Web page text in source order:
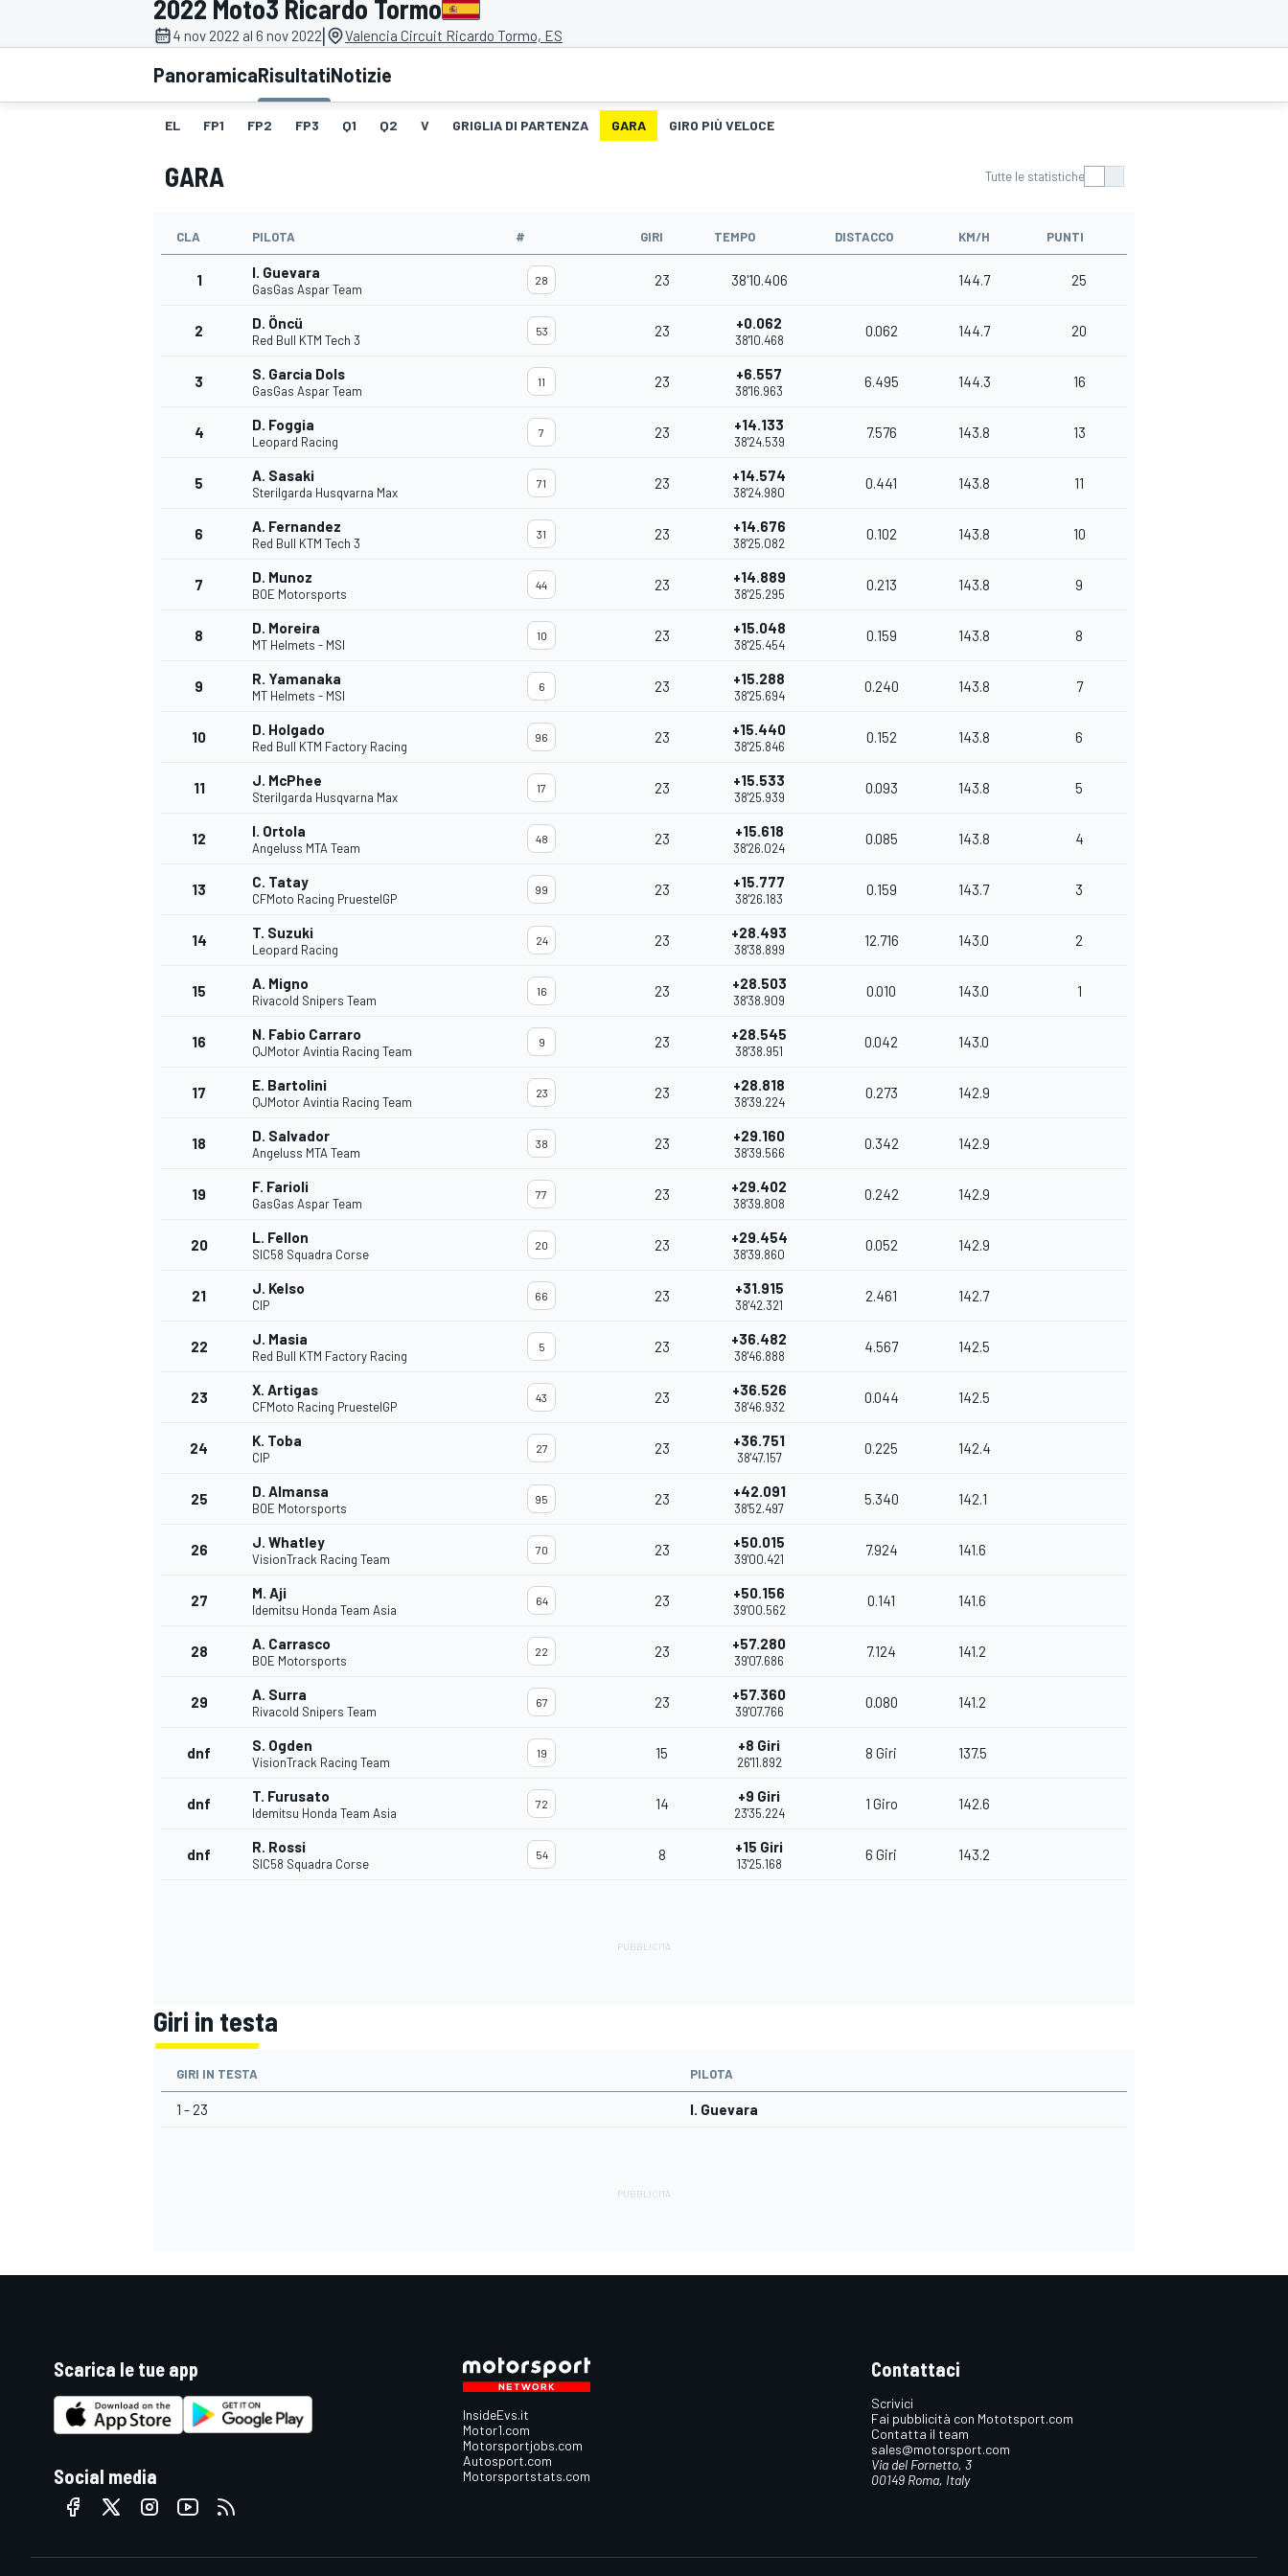
MOTOGP WEC
WRC
MONOPOSTO
MONOMARCA
RALLY
2022 Moto3 Ricardo Tormo
4 nov 2022 al 6 nov 2022| Valencia Circuit Ricardo Tormo, ES
PanoramicaRisultatiNotizie
EL FP1 FP2 FP3 Q1 Q2 V GRIGLIA DI PARTENZA GARA GIRO PIÙ VELOCE
GARA Tutte le statistiche
CLA PILOTA # GIRI TEMPO DISTACCO KM/H PUNTI
1 I. Guevara
GasGas Aspar Team
28 23 38'10.406 144.7 25
2 D. Öncü
Red Bull KTM Tech 3
53 23 +0.062
38'10.468
0.062 144.7 20
3 S. Garcia Dols
GasGas Aspar Team
11 23 +6.557
38'16.963
6.495 144.3 16
4 D. Foggia
Leopard Racing
7 23 +14.133
38'24.539
7.576 143.8 13
5 A. Sasaki
Sterilgarda Husqvarna Max
71 23 +14.574
38'24.980
0.441 143.8 11
6 A. Fernandez
Red Bull KTM Tech 3
31 23 +14.676
38'25.082
0.102 143.8 10
7 D. Munoz
BOE Motorsports
44 23 +14.889
38'25.295
0.213 143.8 9
8 D. Moreira
MT Helmets - MSI
10 23 +15.048
38'25.454
0.159 143.8 8
9 R. Yamanaka
MT Helmets - MSI
6 23 +15.288
38'25.694
0.240 143.8 7
10 D. Holgado
Red Bull KTM Factory Racing
96 23 +15.440
38'25.846
0.152 143.8 6
11 J. McPhee
Sterilgarda Husqvarna Max
17 23 +15.533
38'25.939
0.093 143.8 5
12 I. Ortola
Angeluss MTA Team
48 23 +15.618
38'26.024
0.085 143.8 4
13 C. Tatay
CFMoto Racing PruestelGP
99 23 +15.777
38'26.183
0.159 143.7 3
14 T. Suzuki
Leopard Racing
24 23 +28.493
38'38.899
12.716 143.0 2
15 A. Migno
Rivacold Snipers Team
16 23 +28.503
38'38.909
0.010 143.0 1
16 N. Fabio Carraro
QJMotor Avintia Racing Team
9 23 +28.545
38'38.951
0.042 143.0
17 E. Bartolini
QJMotor Avintia Racing Team
23 23 +28.818
38'39.224
0.273 142.9
18 D. Salvador
Angeluss MTA Team
38 23 +29.160
38'39.566
0.342 142.9
19 F. Farioli
GasGas Aspar Team
77 23 +29.402
38'39.808
0.242 142.9
20 L. Fellon
SIC58 Squadra Corse
20 23 +29.454
38'39.860
0.052 142.9
21 J. Kelso
CIP
66 23 +31.915
38'42.321
2.461 142.7
22 J. Masia
Red Bull KTM Factory Racing
5 23 +36.482
38'46.888
4.567 142.5
23 X. Artigas
CFMoto Racing PruestelGP
43 23 +36.526
38'46.932
0.044 142.5
24 K. Toba
CIP
27 23 +36.751
38'47.157
0.225 142.4
25 D. Almansa
BOE Motorsports
95 23 +42.091
38'52.497
5.340 142.1
26 J. Whatley
VisionTrack Racing Team
70 23 +50.015
39'00.421
7.924 141.6
27 M. Aji
Idemitsu Honda Team Asia
64 23 +50.156
39'00.562
0.141 141.6
28 A. Carrasco
BOE Motorsports
22 23 +57.280
39'07.686
7.124 141.2
29 A. Surra
Rivacold Snipers Team
67 23 +57.360
39'07.766
0.080 141.2
dnf S. Ogden
VisionTrack Racing Team
19 15 +8 Giri
26'11.892
8 Giri 137.5
dnf T. Furusato
Idemitsu Honda Team Asia
72 14 +9 Giri
23'35.224
1 Giro 142.6
dnf R. Rossi
SIC58 Squadra Corse
54 8 +15 Giri
13'25.168
6 Giri 143.2
Giri in testa
GIRI IN TESTA PILOTA
1 - 23 I. Guevara
Scarica le tue app
Social media
InsideEvs.it
Motor1.com
Motorsportjobs.com
Autosport.com
Motorsportstats.com
Contattaci
Scrivici
Fai pubblicità con Mototsport.com
Contatta il team
sales@motorsport.com
Via del Fornetto, 3
00149 Roma, Italy